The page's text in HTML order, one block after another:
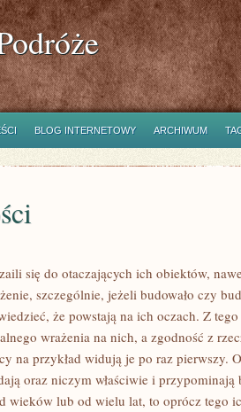
BLOG INTERNETOWY ARCHIWUM
się do otaczających ich obiektów,
szczególnie, jeżeli budowało czy
że powstają na ich oczach. Z
wrażenia na nich, a zgodność z
na przykład widują je po raz pierwszy.
oraz niczym właściwie i
wieków lub od wielu lat, to oprócz tego